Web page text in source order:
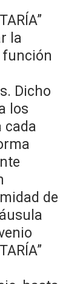
la
función
Dicho
los
cada
de